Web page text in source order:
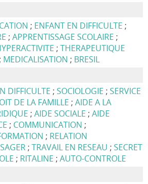
; ENFANT EN DIFFICULTE ;
; APPRENTISSAGE SCOLAIRE ;
; THERAPEUTIQUE
; MEDICALISATION ; BRESIL
DIFFICULTE ; SOCIOLOGIE ; SERVICE
DE LA FAMILLE ; AIDE A LA
; AIDE SOCIALE ; AIDE
; COMMUNICATION ;
; RELATION
; TRAVAIL EN RESEAU ; SECRET
; RITALINE ; AUTO-CONTROLE